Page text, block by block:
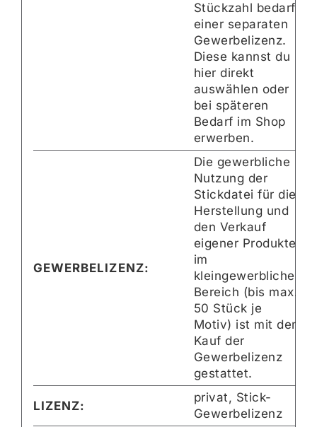
Stückzahl bedarf
einer separaten
Gewerbelizenz.
Diese kannst du
hier direkt
auswählen oder
bei späteren
Bedarf im Shop
erwerben.
GEWERBELIZENZ:
Die gewerbliche
Nutzung der
Stickdatei für die
Herstellung und
den Verkauf
eigener Produkte
im
kleingewerblichen
Bereich (bis max.
50 Stück je
Motiv) ist mit dem
Kauf der
Gewerbelizenz
gestattet.
LIZENZ:
privat, Stick-
Gewerbelizenz